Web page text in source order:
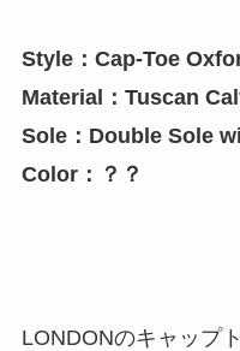
Style：Cap-Toe
Material：Tuscan
Sole：Double Sole
Color：？？
LONDONのキャップ